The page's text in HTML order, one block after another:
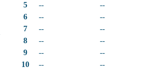
5
--
--
6
--
--
7
--
--
8
--
--
9
--
--
10
--
--